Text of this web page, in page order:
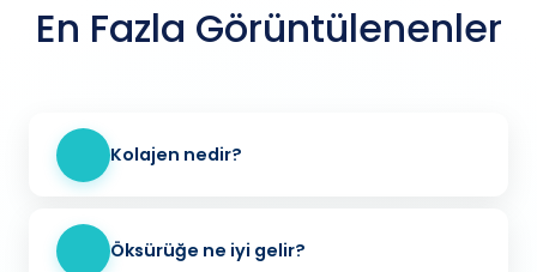
En Fazla Görüntülenenler
Kolajen nedir?
Öksürüğe ne iyi gelir?